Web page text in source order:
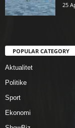
25
POPULAR CATEGORY
Aktualitet
Politike
Sport
Ekonomi